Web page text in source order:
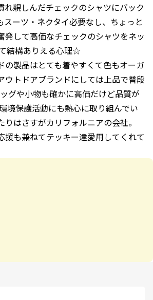
れ親しんだチェックのシャツにバック
スーツ・ネクタイ必要なし、ちょっと
発して高価なチェックのシャツをネッ
結構ありえる心理☆
の製品はとても着やすくて色もオーガ
ウトドアブランドにしては上品で普段
グや小物も確かに高価だけど品質が
境保護活動にも熱心に取り組んでい
はさすがカリフォルニアの会社。
援も兼ねてテッキー達愛用してくれて